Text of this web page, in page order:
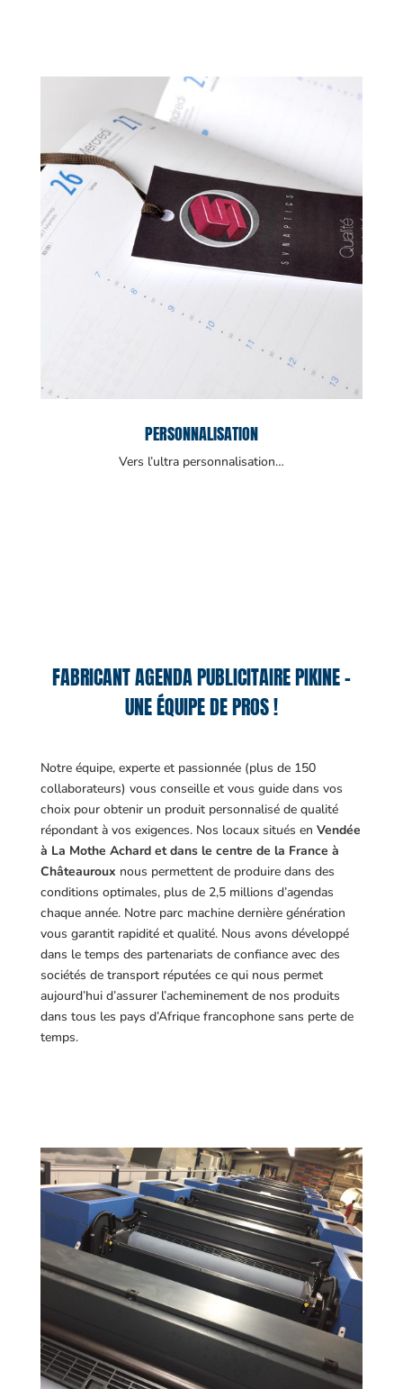
PERSONNALISATION
Vers l’ultra personnalisation…
FABRICANT AGENDA PUBLICITAIRE PIKINE –
UNE ÉQUIPE DE PROS !
Notre équipe, experte et passionnée (plus de 150
collaborateurs) vous conseille et vous guide dans vos
choix pour obtenir un produit personnalisé de qualité
répondant à vos exigences. Nos locaux situés en Vendée
à La Mothe Achard et dans le centre de la France à
Châteauroux nous permettent de produire dans des
conditions optimales, plus de 2,5 millions d’agendas
chaque année. Notre parc machine dernière génération
vous garantit rapidité et qualité. Nous avons développé
dans le temps des partenariats de confiance avec des
sociétés de transport réputées ce qui nous permet
aujourd’hui d’assurer l’acheminement de nos produits
dans tous les pays d’Afrique francophone sans perte de
temps.